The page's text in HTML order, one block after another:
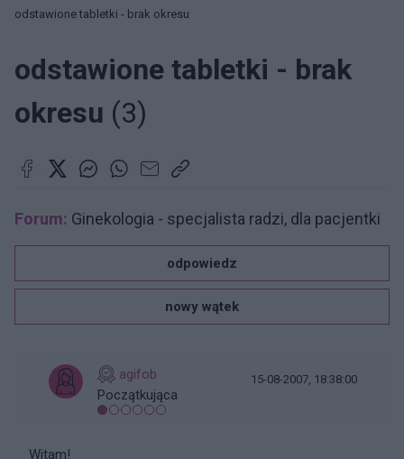
odstawione tabletki - brak okresu
odstawione tabletki - brak
okresu (3)
Forum: Ginekologia - specjalista radzi, dla pacjentki
odpowiedz
nowy wątek
agifob
Początkująca
15-08-2007, 18:38:00
Witam!